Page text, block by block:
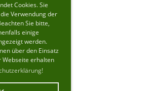
Cookies. Sie
Verwendung der
Sie bitte,
einige
werden.
über den Einsatz
Webseite erhalten